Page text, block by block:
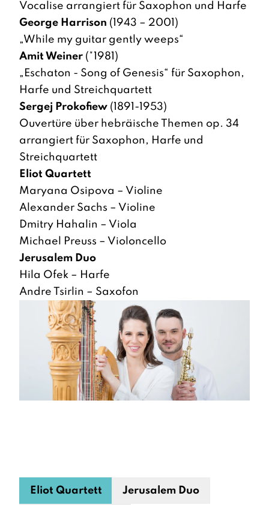
Vocalise arrangiert für Saxophon und Harfe
George Harrison (1943 – 2001)
„While my guitar gently weeps“
Amit Weiner (*1981)
„Eschaton - Song of Genesis“ für Saxophon,
Harfe und Streichquartett
Sergej Prokofiew (1891-1953)
Ouvertüre über hebräische Themen op. 34
arrangiert für Saxophon, Harfe und
Streichquartett
Eliot Quartett
Maryana Osipova – Violine
Alexander Sachs – Violine
Dmitry Hahalin – Viola
Michael Preuss – Violoncello
Jerusalem Duo
Hila Ofek – Harfe
Andre Tsirlin – Saxofon
Eliot Quartett Jerusalem Duo